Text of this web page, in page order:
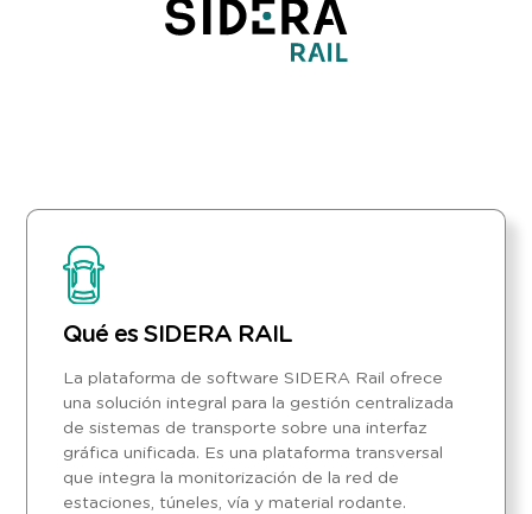
Qué es SIDERA RAIL
La plataforma de software SIDERA Rail ofrece
una solución integral para la gestión centralizada
de sistemas de transporte sobre una interfaz
gráfica unificada. Es una plataforma transversal
que integra la monitorización de la red de
estaciones, túneles, vía y material rodante.